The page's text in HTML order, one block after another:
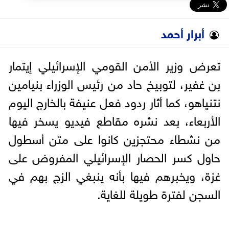
أبرار أحمد
تعرض وزير الأمن القومي الإسرائيلي إيتمار
بن غفير، لتوبيخ حاد من رئيس الوزراء بنيامين
نتنياهو، كما أثار ردود فعل عنيفة بالخارج اليوم
الأربعاء، بعد نشره مقاطع فيديو يسخر فيها
من نشطاء محتجزين كانوا على متن أسطول
حاول كسر الحصار الإسرائيلي المفروض على
غزة، ويخبرهم فيها بأنه ينبغي الزج بهم في
السجن لفترة طويلة للغاية.